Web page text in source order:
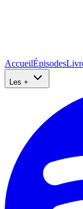
AccueilÉpisodes
Les +